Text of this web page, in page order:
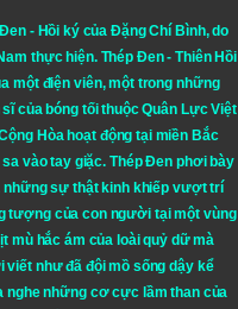
- Hồi ký của Đặng Chí Bình, do
thực hiện. Thép Đen- Thiên Hồi
một điện viên, một trong những
của bóng tối thuộc Quân Lực Việt
Hòa hoạt động tại miền Bắc
sa vào tay giặc. Thép Đen phơi bày
những sự thật kinh khiếp vượt trí
tượng của con người tại một vùng
mù hắc ám của loài quỷ dữ mà
viết như đã đội mồ sống dậy kể
nghe những cơ cực lầm than của